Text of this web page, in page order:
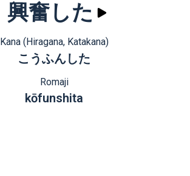
興奮した
Kana (Hiragana, Katakana)
こうふんした
Romaji
kōfunshita